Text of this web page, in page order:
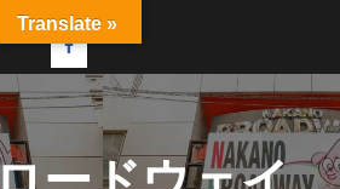
Translate »